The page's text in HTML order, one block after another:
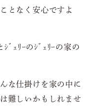
となく安心ですよ
ｼﾞｪﾘｰのｼﾞｪﾘｰの家の
な仕掛けを家の中に
難しいかもしれませ